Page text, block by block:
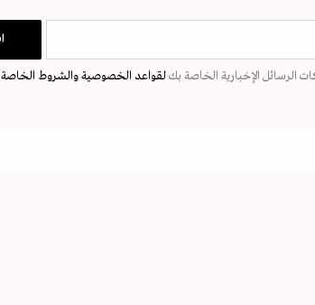
الرسائل الإخبارية الخاصة بكلقواعد الخصوصيةوالشروط الخاصة